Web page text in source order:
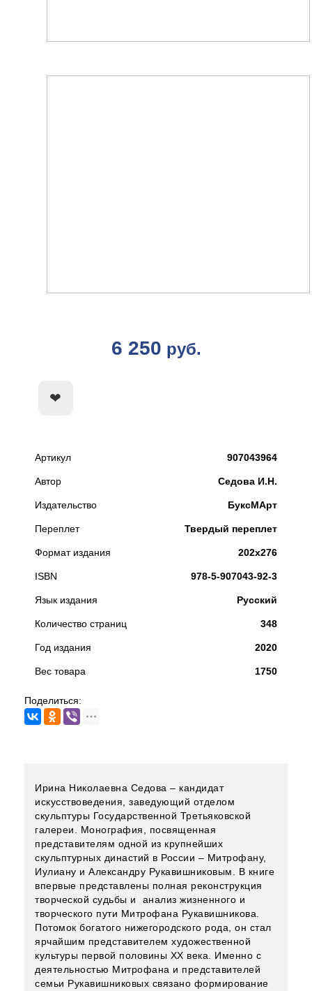
6 250 руб.
Артикул 907043964
Автор Седова И.Н.
Издательство БуксМАрт
Переплет Твердый переплет
Формат издания 202х276
ISBN 978-5-907043-92-3
Язык издания Русский
Количество страниц 348
Год издания 2020
Вес товара 1750
Поделиться:
Ирина Николаевна Седова – кандидат
искусствоведения, заведующий отделом
скульптуры Государственной Третьяковской
галереи. Монография, посвященная
представителям одной из крупнейших
скульптурных династий в России – Митрофану,
Иулиану и Александру Рукавишниковым. В книге
впервые представлены полная реконструкция
творческой судьбы и анализ жизненного и
творческого пути Митрофана Рукавишникова.
Потомок богатого нижегородского рода, он стал
ярчайшим представителем художественной
культуры первой половины ХХ века. Именно с
деятельностью Митрофана и представителей
семьи Рукавишниковых связано формирование